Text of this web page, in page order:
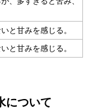
と甘みを感じる。
と甘みを感じる。
について